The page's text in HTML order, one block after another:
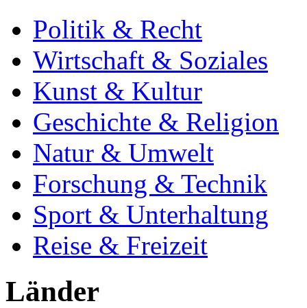
Politik & Recht
Wirtschaft & Soziales
Kunst & Kultur
Geschichte & Religion
Natur & Umwelt
Forschung & Technik
Sport & Unterhaltung
Reise & Freizeit
Länder